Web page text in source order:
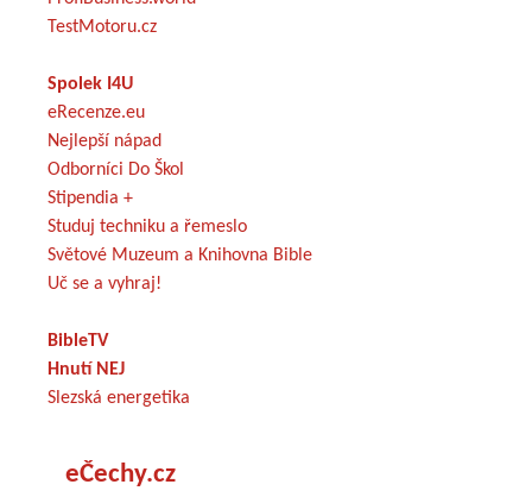
TestMotoru.cz
Spolek I4U
eRecenze.eu
Nejlepší nápad
Odborníci Do Škol
Stipendia +
Studuj techniku a řemeslo
Světové Muzeum a Knihovna Bible
Uč se a vyhraj!
BibleTV
Hnutí NEJ
Slezská energetika
eČechy.cz